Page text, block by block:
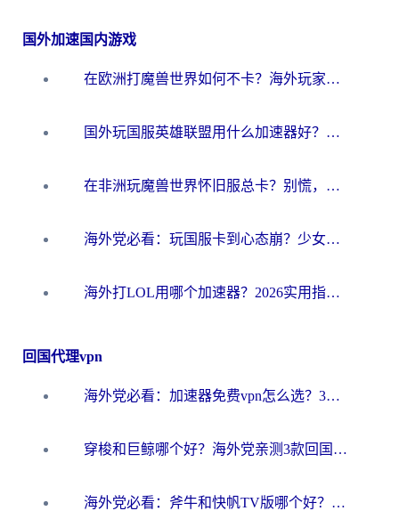
国外加速国内游戏
在欧洲打魔兽世界如何不卡？海外玩家的国服游戏加速终极攻略
国外玩国服英雄联盟用什么加速器好？海外党亲测有效的国服游戏加速指南
在非洲玩魔兽世界怀旧服总卡？别慌，这份指南帮你丝滑开荒
海外党必看：玩国服卡到心态崩？少女前线云图计划加速器免费推荐+碧蓝航线足球世界流畅攻略
海外打LOL用哪个加速器？2026实用指南：从延迟到设备适配，一篇解决你的国服游戏痛点
回国代理vpn
海外党必看：加速器免费vpn怎么选？3步教你无缝访问国内资源
穿梭和巨鲸哪个好？海外党亲测3款回国加速器，教你避开90%的坑
海外党必看：斧牛和快帆TV版哪个好？3分钟选对回国加速器，无缝刷B站、追热剧